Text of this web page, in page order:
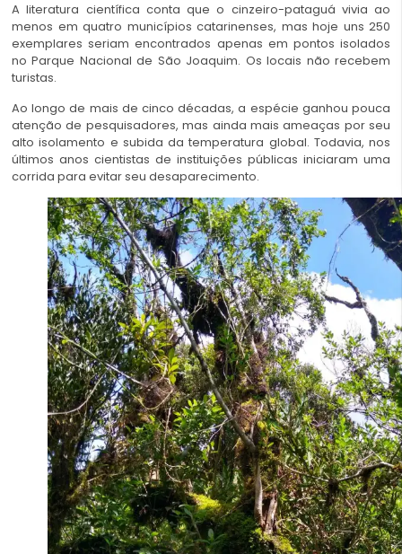
A literatura científica conta que o cinzeiro-pataguá vivia ao
menos em quatro municípios catarinenses, mas hoje uns 250
exemplares seriam encontrados apenas em pontos isolados
no Parque Nacional de São Joaquim. Os locais não recebem
turistas.
Ao longo de mais de cinco décadas, a espécie ganhou pouca
atenção de pesquisadores, mas ainda mais ameaças por seu
alto isolamento e subida da temperatura global. Todavia, nos
últimos anos cientistas de instituições públicas iniciaram uma
corrida para evitar seu desaparecimento.